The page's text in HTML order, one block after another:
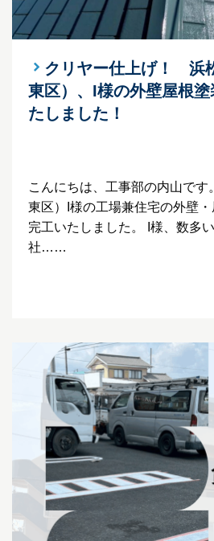
クリヤー仕上げ！ 浜
東区）、I様の外壁屋根
たしました！
こんにちは、工事部の内山です
東区）I様の工場兼住宅の外壁
完工いたしました。 I様、数多
社……